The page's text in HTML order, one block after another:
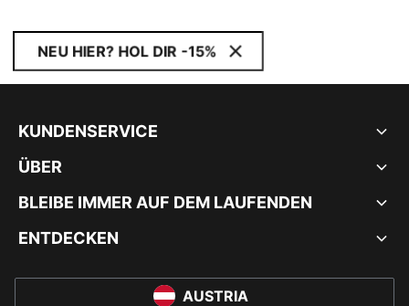
NEU HIER? HOL DIR -15%
KUNDENSERVICE
ÜBER
BLEIBE IMMER AUF DEM LAUFENDEN
ENTDECKEN
AUSTRIA